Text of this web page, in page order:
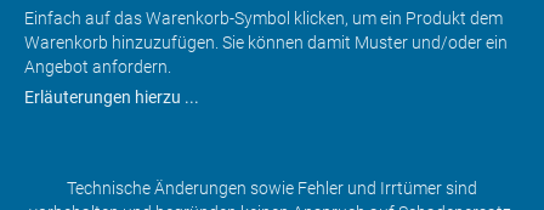
Einfach auf das Warenkorb-Symbol klicken, um ein Produkt dem
Warenkorb hinzuzufügen. Sie können damit Muster und/oder ein
Angebot anfordern.
Erläuterungen hierzu ...
Technische Änderungen sowie Fehler und Irrtümer sind